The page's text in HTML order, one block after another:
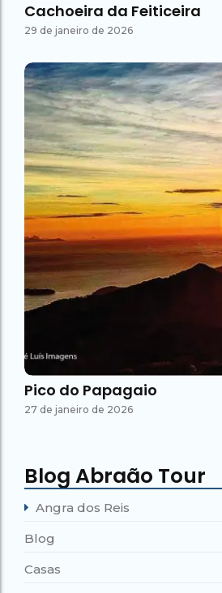
Cachoeira da Feiticeira
29 de janeiro de 2026
Pico do Papagaio
27 de janeiro de 2026
Blog Abraão Tour
Angra dos Reis
Blog
Casas